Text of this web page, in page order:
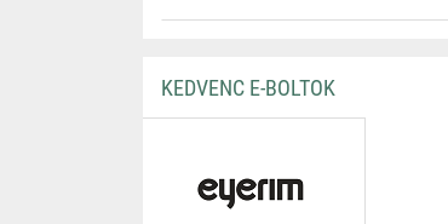
KEDVENC E-BOLTOK